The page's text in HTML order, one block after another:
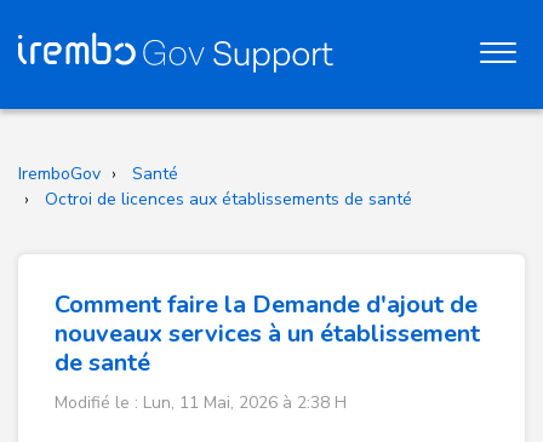
IremboGov
Santé
Octroi de licences aux établissements de santé
Comment faire la Demande d'ajout de
nouveaux services à un établissement
de santé
Modifié le : Lun, 11 Mai, 2026 à 2:38 H